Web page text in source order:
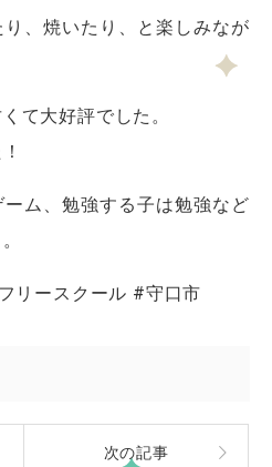
、焼いたり、と楽しみなが
て大好評でした。
ム、勉強する子は勉強など
リースクール #守口市
次の記事